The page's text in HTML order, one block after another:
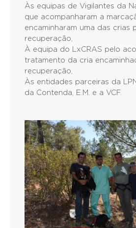
Às equipas de Vigilantes da
que acompanharam a
encaminharam uma das crias
recuperação,
À equipa do LxCRAS pelo
tratamento da cria
recuperação,
Às entidades parceiras da
da Contenda, E.M. e a VCF.